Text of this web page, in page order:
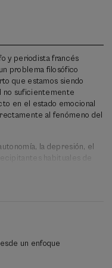
y periodista francés
problema filosófico
que estamos siendo
no suficientemente
en el estado emocional
al fenómeno del
la depresión, el
habituales de
como consecuencia
el estigma que rodea
Nacional de
2024 murieron 3.846
un enfoque